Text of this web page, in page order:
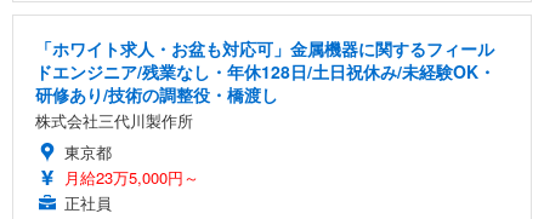
「ホワイト求人・お盆も対応可」金属機器に関するフィール
ドエンジニア/残業なし・年休128日/土日祝休み/未経験OK・
研修あり/技術の調整役・橋渡し
株式会社三代川製作所
東京都
月給23万5,000円～
正社員